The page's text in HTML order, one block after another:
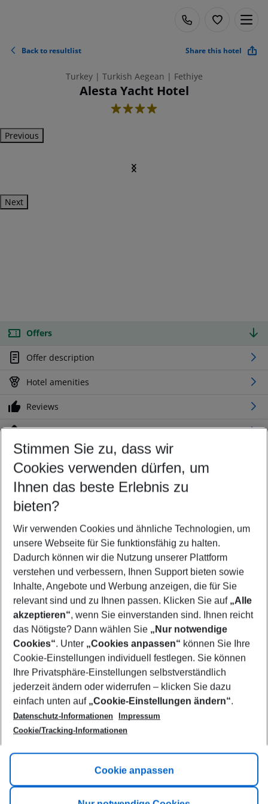
Back to resultlist Share this hotel
Turkey | Turkish Aegean | Fethiye
Alesta Yacht Hotel
4
Previous
Next
Offers
Offer description
Hotel amenities
Reviews
Location
Customize your offer
Find the perfect deal which suits your best
Your departure airport
Any airport
Select your date range
08/08/26–06/08/27 5-8 nights
Who will travel
2 adults No children
Show more filter
Footer
Footer navigation
Title A
Link A
Stimmen Sie zu, dass wir
Cookies verwenden dürfen, um
Ihnen das beste Erlebnis zu
bieten?
Wir verwenden Cookies und ähnliche Technologien, um
unsere Webseite für Sie funktionsfähig zu halten.
Dadurch können wir die Nutzung unserer Plattform
verstehen und verbessern, Ihnen Support bieten sowie
Inhalte, Angebote und Werbung anzeigen, die für Sie
relevant sind und zu Ihnen passen. Klicken Sie auf „Alle
akzeptieren“, wenn Sie einverstanden sind. Ihnen reicht
das Nötigste? Dann wählen Sie „Nur notwendige
Cookies“. Unter „Cookies anpassen“ können Sie Ihre
Cookie-Einstellungen individuell festlegen. Sie können
Ihre Privatsphäre-Einstellungen selbstverständlich
jederzeit ändern oder widerrufen – klicken Sie dazu
einfach unten auf „Cookie-Einstellungen ändern“.
Datenschutz-Informationen
Impressum
Cookie/Tracking-Informationen
Cookie anpassen